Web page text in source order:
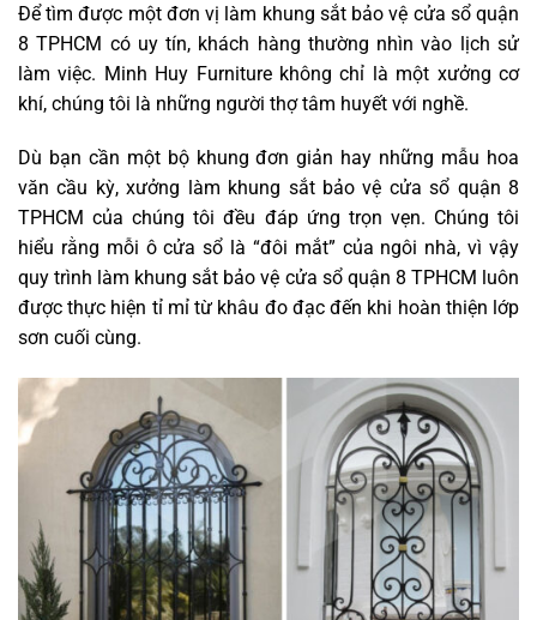
Để tìm được một đơn vị làm khung sắt bảo vệ cửa sổ quận
8 TPHCM có uy tín, khách hàng thường nhìn vào lịch sử
làm việc. Minh Huy Furniture không chỉ là một xưởng cơ
khí, chúng tôi là những người thợ tâm huyết với nghề.
Dù bạn cần một bộ khung đơn giản hay những mẫu hoa
văn cầu kỳ, xưởng làm khung sắt bảo vệ cửa sổ quận 8
TPHCM của chúng tôi đều đáp ứng trọn vẹn. Chúng tôi
hiểu rằng mỗi ô cửa sổ là “đôi mắt” của ngôi nhà, vì vậy
quy trình làm khung sắt bảo vệ cửa sổ quận 8 TPHCM luôn
được thực hiện tỉ mỉ từ khâu đo đạc đến khi hoàn thiện lớp
sơn cuối cùng.